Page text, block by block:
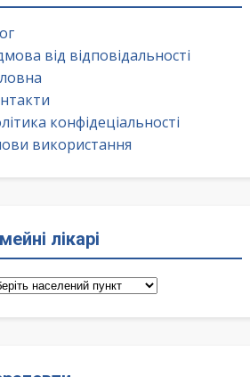
від відповідальності
конфідеціальності
використання
лікарі